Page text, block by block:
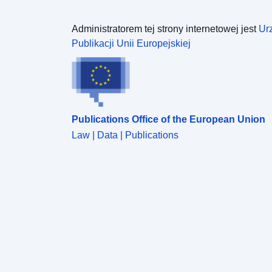
Administratorem tej strony internetowej jest
Publikacji Unii Europejskiej
Publications Office of the European Union
Law | Data | Publications